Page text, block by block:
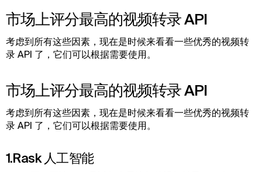
市场上评分最高的视频转录 API
考虑到所有这些因素，现在是时候来看看一些优秀的视频转
录 API 了，它们可以根据需要使用。
市场上评分最高的视频转录 API
考虑到所有这些因素，现在是时候来看看一些优秀的视频转
录 API 了，它们可以根据需要使用。
1.Rask 人工智能